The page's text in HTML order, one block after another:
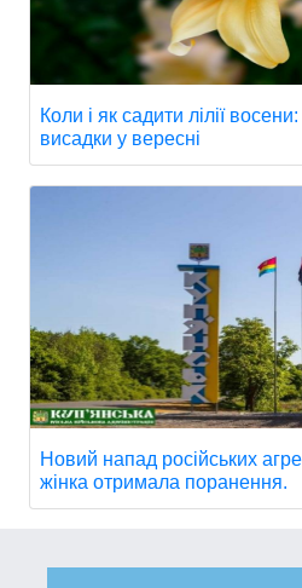
Коли і як садити лілії
висадки у вересні
Новий напад російських
жінка отримала поранення.